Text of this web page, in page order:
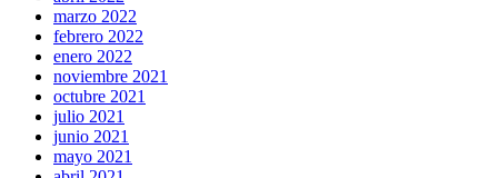
marzo 2022
febrero 2022
enero 2022
noviembre 2021
octubre 2021
julio 2021
junio 2021
mayo 2021